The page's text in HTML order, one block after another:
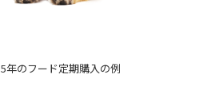
5年のフード定期購入の例